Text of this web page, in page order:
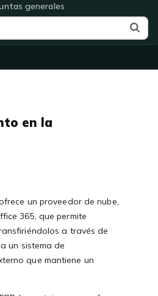
generales
en la
un proveedor de nube,
365, que permite
a través de
un sistema de
que mantiene un